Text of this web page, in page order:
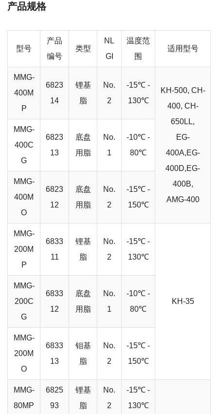
产品规格
型号
产品
编号
类型
NL
GI
温度范
围
适用型号
MMG-
400M
P
6823
14
锂基
脂
No.
2
-15℃ -
130℃
KH-500, CH-
400, CH-
650LL,
EG-
400A,EG-
400D,EG-
400B,
AMG-400
MMG-
400C
G
6823
13
底盘
用脂
No.
1
-10℃ -
80℃
MMG-
400M
O
6823
12
底盘
用脂
No.
2
-15℃ -
150℃
MMG-
200M
P
6833
11
锂基
脂
No.
2
-15℃ -
130℃
KH-35
MMG-
200C
G
6833
12
底盘
用脂
No.
1
-10℃ -
80℃
MMG-
200M
O
6833
13
钼基
脂
No.
2
-15℃ -
150℃
MMG-
80MP
6825
93
锂基
脂
No.
2
-15℃ -
130℃